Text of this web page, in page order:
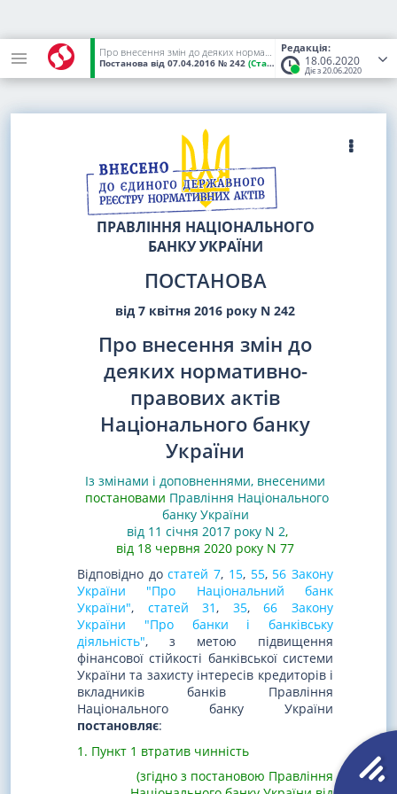
Редакція:
18.06.2020
Діє з 20.06.2020
Про внесення змін до деяких нормативно-правових актів Національного банку України
Постанова від 07.04.2016 № 242 (Статус: Чинний)
ПРАВЛІННЯ НАЦІОНАЛЬНОГО
БАНКУ УКРАЇНИ
ПОСТАНОВА
від 7 квітня 2016 року N 242
Про внесення змін до
деяких нормативно-
правових актів
Національного банку
України
Із змінами і доповненнями, внесеними
постановами Правління Національного
банку України
від 11 січня 2017 року N 2,
від 18 червня 2020 року N 77
Відповідно достатей 7, 15, 55, 56 Закону
України "Про Національний банк
України", статей 31, 35,66 Закону
України "Про банки і банківську
діяльність", з метою підвищення
фінансової стійкості банківської системи
України та захисту інтересів кредиторів і
вкладників банків Правління
Національного банку України
постановляє:
1. Пункт 1 втратив чинність
(згідно з постановою Правління